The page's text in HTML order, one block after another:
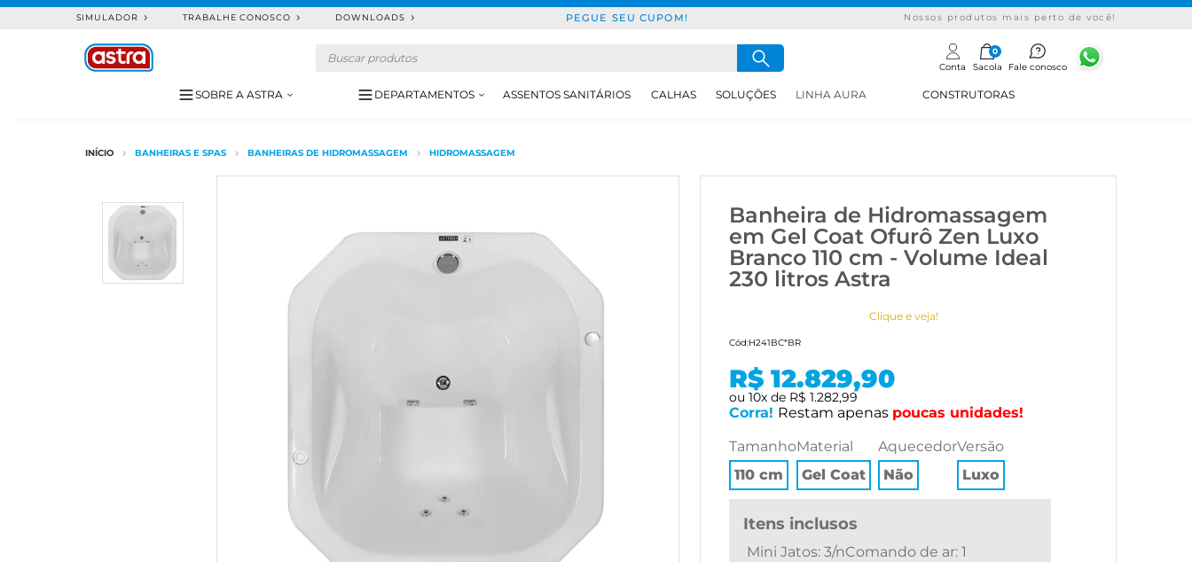
SIMULADOR TRABALHE CONOSCO DOWNLOADS PEGUE SEU CUPOM! Nossos produtos mais perto de você!
SOBRE A ASTRA DEPARTAMENTOS ASSENTOS SANITÁRIOS CALHAS SOLUÇÕES LINHA AURA CONSTRUTORAS
Conta
0
Sacola Fale conosco
BANHEIRAS E SPAS BANHEIRAS DE HIDROMASSAGEM HIDROMASSAGEM
Banheira de Hidromassagem
em Gel Coat Ofurô Zen Luxo
Branco 110 cm - Volume Ideal
230 litros Astra
Clique e veja!
Cód:H241BC*BR
R$ 12.829,90
ou10x de R$ 1.282,99
Corra! Restam apenas poucas unidades!
tamanho
110 cm
material
Gel Coat
aquecedor
Não
versão
Luxo
itens inclusos
Mini Jatos: 3/nComando de ar: 1